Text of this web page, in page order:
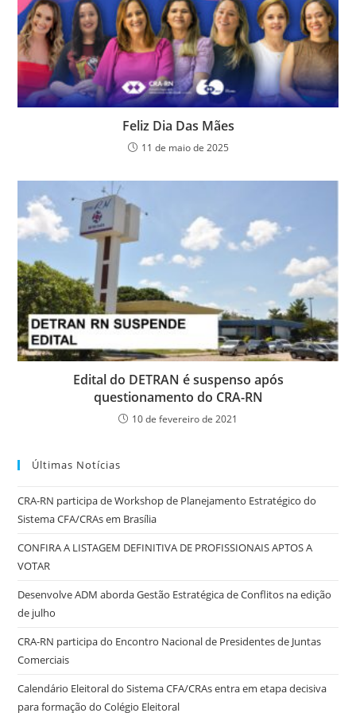
Feliz Dia Das Mães
11 de maio de 2025
Edital do DETRAN é suspenso após
questionamento do CRA-RN
10 de fevereiro de 2021
Últimas Notícias
CRA-RN participa de Workshop de Planejamento Estratégico do
Sistema CFA/CRAs em Brasília
CONFIRA A LISTAGEM DEFINITIVA DE PROFISSIONAIS APTOS A
VOTAR
Desenvolve ADM aborda Gestão Estratégica de Conflitos na edição
de julho
CRA-RN participa do Encontro Nacional de Presidentes de Juntas
Comerciais
Calendário Eleitoral do Sistema CFA/CRAs entra em etapa decisiva
para formação do Colégio Eleitoral